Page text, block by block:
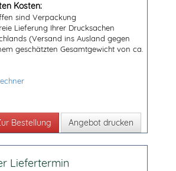
Kosten:
sind Verpackung
Lieferung Ihrer Drucksachen
(Versand ins Ausland gegen
geschätzten Gesamtgewicht von ca.
Angebot drucken
Liefertermin